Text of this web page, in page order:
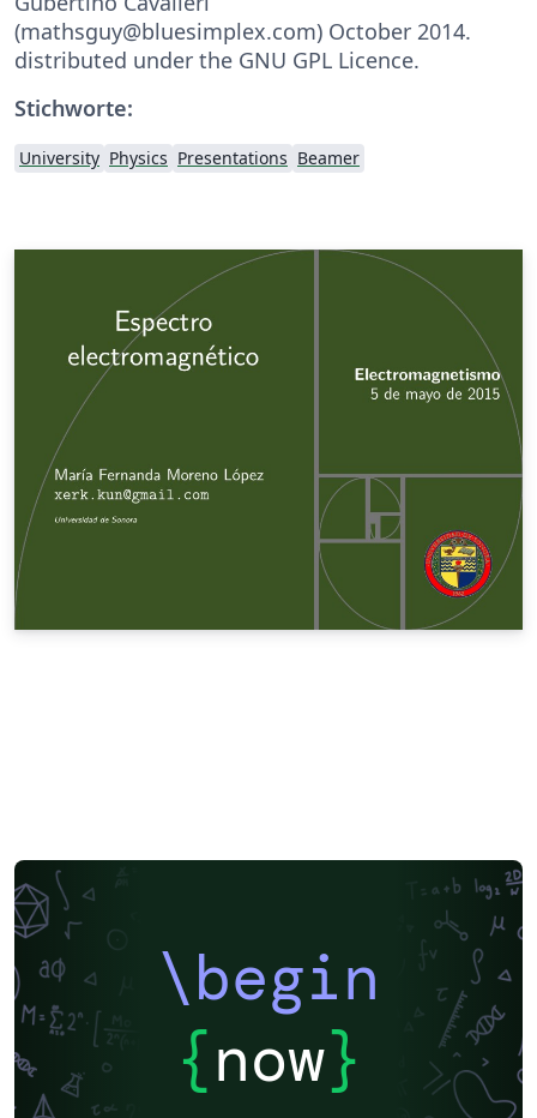
(mathsguy@bluesimplex.com) October 2014.
distributed under the GNU GPL Licence.
Stichworte:
University Physics Presentations Beamer
\begin
{now}